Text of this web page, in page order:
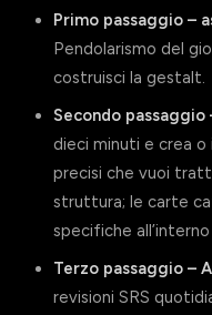
Primo passaggio –
Pendolarismo del
costruisci la gestalt.
Secondo passaggio
dieci minuti e crea
precisi che vuoi
struttura; le carte
specifiche
Terzo passaggio –
revisioni SRS